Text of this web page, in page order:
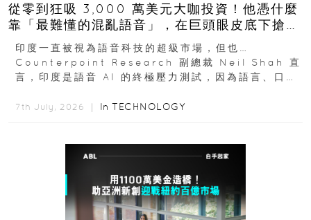
從零到狂吸 3,000 萬美元大咖投資！他憑什麼
靠「最難懂的混亂語音」，在巨頭眼皮底下搶下
十億人市場？
印度一直被視為語音科技的超級市場，但也…
Counterpoint Research 副總裁 Neil Shah 直
言，印度是語音 AI 的終極壓力測試，因為語言、口音
7th July, 2026 ｜ In TECHNOLOGY